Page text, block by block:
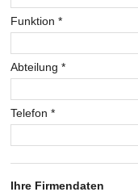
Funktion*
Abteilung*
Telefon*
Ihre Firmendaten